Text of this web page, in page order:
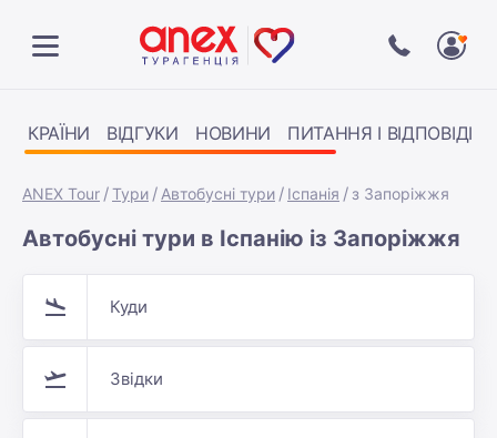
КРАЇНИ ВІДГУКИ НОВИНИ ПИТАННЯ І ВІДПОВІДІ
ANEX Tour Тури Автобусні тури Іспанія з Запоріжжя
Автобусні тури в Іспанію із Запоріжжя
Куди
Звідки